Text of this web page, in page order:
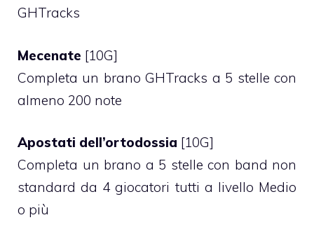
GHTracks
Mecenate [10G]
Completa un brano GHTracks a 5 stelle con
almeno 200 note
Apostati dell’ortodossia [10G]
Completa un brano a 5 stelle con band non
standard da 4 giocatori tutti a livello Medio
o più